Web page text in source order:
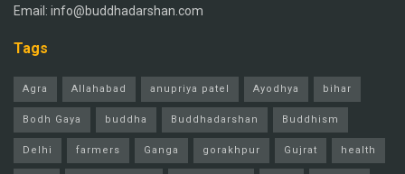
Email: info@buddhadarshan.com
Tags
Agra Allahabad anupriya patel Ayodhya bihar
Bodh Gaya buddha Buddhadarshan Buddhism
Delhi farmers Ganga gorakhpur Gujrat health